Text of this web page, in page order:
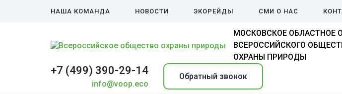
НАША КОМАНДА НОВОСТИ ЭКОРЕЙДЫ СМИ О НАС
МОСКОВСКОЕ ОБЛАСТНОЕ
ВСЕРОССИЙСКОГО
ОХРАНЫ ПРИРОДЫ
+7 (499) 390-29-14
info@voop.eco
Обратный звонок